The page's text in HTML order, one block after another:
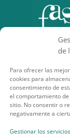
de
Para ofrecer las
cookies para
consentimiento de
el comportamiento
sitio. No consentir o
negativamente a
Gestionar los servicios
SECCIONES